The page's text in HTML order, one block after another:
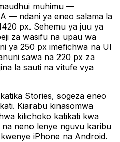
muhimu —
— ndani ya eneo salama la
px. Sehemu ya juu ya
za wasifu na upau wa
ya 250 px imefichwa na UI
sawa na 220 px za
la sauti na vitufe vya
Stories, sogeza eneo
Kiarabu kinasomwa
kilichoko katikati kwa
neno lenye nguvu karibu
iPhone na Android.